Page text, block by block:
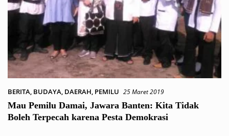
BERITA, BUDAYA, DAERAH, PEMILU 25 Maret 2019
Mau Pemilu Damai, Jawara Banten: Kita Tidak
Boleh Terpecah karena Pesta Demokrasi